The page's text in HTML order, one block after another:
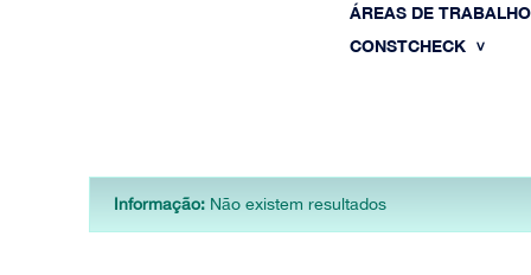
ÁREAS DE TRABALHO
CONSTCHECK
Informação: Não existem resultados